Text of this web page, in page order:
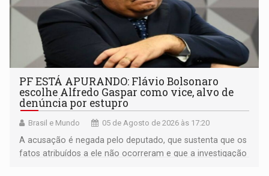
PF ESTÁ APURANDO: Flávio Bolsonaro
escolhe Alfredo Gaspar como vice, alvo de
denúncia por estupro
Brasil e Mundo 05 de Agosto de 2026 às 17:20
A acusação é negada pelo deputado, que sustenta que os
fatos atribuídos a ele não ocorreram e que a investigação